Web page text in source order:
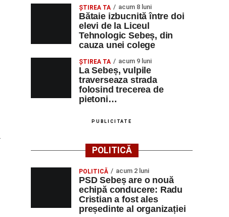
ŞTIREA TA acum 8 luni
Bătaie izbucnită între doi
elevi de la Liceul
Tehnologic Sebeș, din
cauza unei colege
ŞTIREA TA acum 9 luni
La Sebeș, vulpile
traverseaza strada
folosind trecerea de
pietoni…
PUBLICITATE
POLITICĂ
POLITICĂ acum 2 luni
PSD Sebeș are o nouă
echipă conducere: Radu
Cristian a fost ales
președinte al organizației